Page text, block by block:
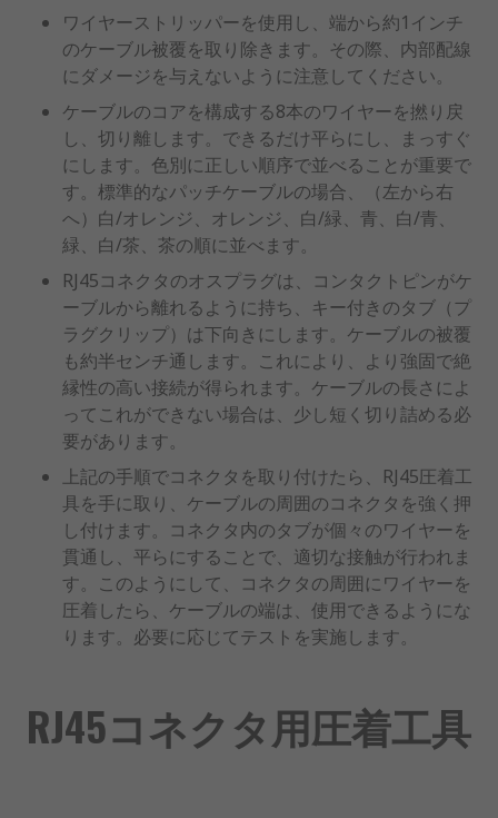
ワイヤーストリッパーを使用し、端から約1インチ
のケーブル被覆を取り除きます。その際、内部配線
にダメージを与えないように注意してください。
ケーブルのコアを構成する8本のワイヤーを撚り戻
し、切り離します。できるだけ平らにし、まっすぐ
にします。色別に正しい順序で並べることが重要で
す。標準的なパッチケーブルの場合、（左から右
へ）白/オレンジ、オレンジ、白/緑、青、白/青、
緑、白/茶、茶の順に並べます。
RJ45コネクタのオスプラグは、コンタクトピンがケ
ーブルから離れるように持ち、キー付きのタブ（プ
ラグクリップ）は下向きにします。ケーブルの被覆
も約半センチ通します。これにより、より強固で絶
縁性の高い接続が得られます。ケーブルの長さによ
ってこれができない場合は、少し短く切り詰める必
要があります。
上記の手順でコネクタを取り付けたら、RJ45圧着工
具を手に取り、ケーブルの周囲のコネクタを強く押
し付けます。コネクタ内のタブが個々のワイヤーを
貫通し、平らにすることで、適切な接触が行われま
す。このようにして、コネクタの周囲にワイヤーを
圧着したら、ケーブルの端は、使用できるようにな
ります。必要に応じてテストを実施します。
RJ45コネクタ用圧着工具